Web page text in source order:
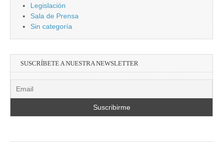
Legislación
Sala de Prensa
Sin categoría
SUSCRÍBETE A NUESTRA NEWSLETTER